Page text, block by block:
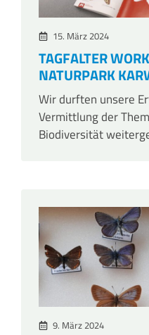
15. März 2024
TAGFALTER
NATURPARK
Wir durften unsere
Vermittlung der
Biodiversität
9. März 2024